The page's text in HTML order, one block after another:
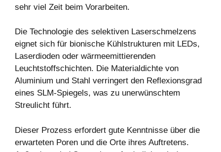
sehr viel Zeit beim Vorarbeiten.
Die Technologie des selektiven Laserschmelzens
eignet sich für bionische Kühlstrukturen mit LEDs,
Laserdioden oder wärmeemittierenden
Leuchtstoffschichten. Die Materialdichte von
Aluminium und Stahl verringert den Reflexionsgrad
eines SLM-Spiegels, was zu unerwünschtem
Streulicht führt.
Dieser Prozess erfordert gute Kenntnisse über die
erwarteten Poren und die Orte ihres Auftretens.